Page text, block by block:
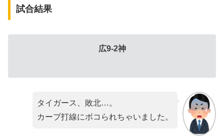
試合結果
広9-2神
タイガース、敗北…。
カープ打線にボコられちゃいました。